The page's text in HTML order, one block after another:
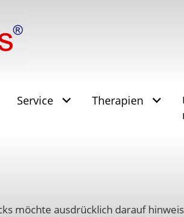
Service Therapien
möchte ausdrücklich darauf